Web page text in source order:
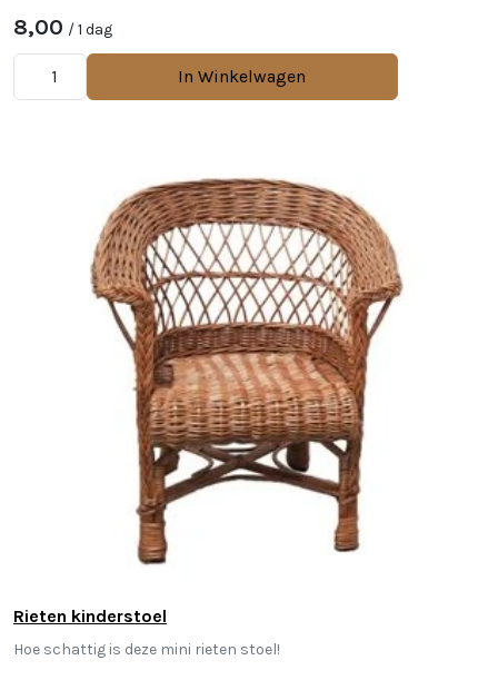
8,00 / 1 dag
In Winkelwagen
Rieten kinderstoel
Hoe schattig is deze mini rieten stoel!